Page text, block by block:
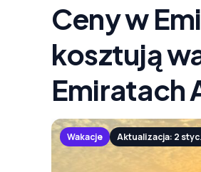
Ceny w
kosztują
Emiratach
Wakacje Aktualizacja: 2